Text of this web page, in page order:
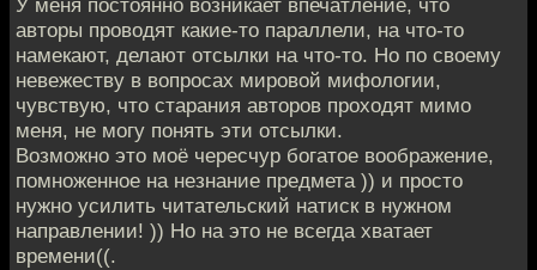
У меня постоянно возникает впечатление, что
авторы проводят какие-то параллели, на что-то
намекают, делают отсылки на что-то. Но по своему
невежеству в вопросах мировой мифологии,
чувствую, что старания авторов проходят мимо
меня, не могу понять эти отсылки.
Возможно это моё чересчур богатое воображение,
помноженное на незнание предмета )) и просто
нужно усилить читательский натиск в нужном
направлении! )) Но на это не всегда хватает
времени((.